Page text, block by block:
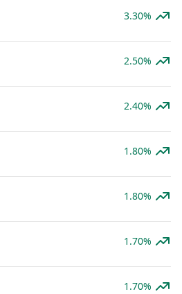
3.30%
2.50%
2.40%
1.80%
1.80%
1.70%
1.70%